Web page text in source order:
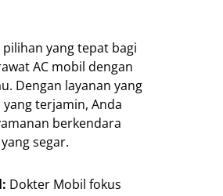
yang tepat bagi
AC mobil dengan
Dengan layanan yang
terjamin, Anda
berkendara
segar.
Dokter Mobil fokus